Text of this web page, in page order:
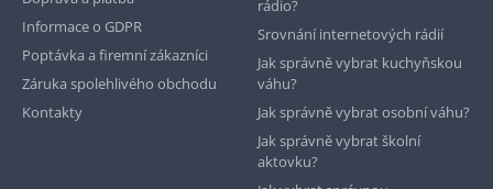
Informace o GDPR
Poptávka a firemní zákazníci
Záruka spolehlivého obchodu
Kontakty
rádio?
Srovnání internetových rádií
Jak správně vybrat kuchyňskou
váhu?
Jak správně vybrat osobní váhu?
Jak správně vybrat školní
aktovku?